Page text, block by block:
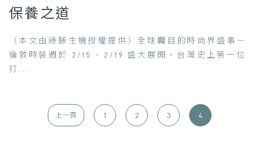
保養之道
（本文由綠藤生機授權提供）全球矚目的時尚界盛事－
倫敦時裝週於 2/15 - 2/19 盛大展開，台灣史上第一位
打...
上一頁 1 2 3 4